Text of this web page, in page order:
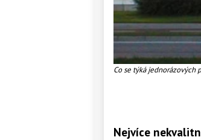
Co se týká jednorázových
Nejvíce